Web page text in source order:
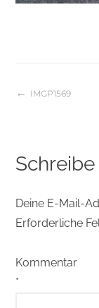
IMGP1569
Deine E-Mail-
Erforderliche
Kommentar
*